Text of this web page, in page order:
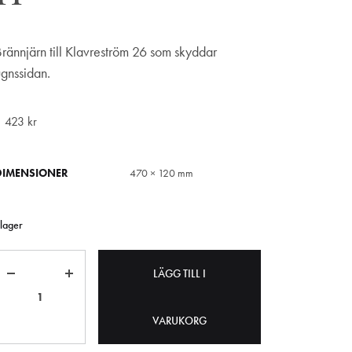
till Klavreström 26 som skyddar
423 kr
470 × 120 mm
LÄGG TILL I
VARUKORG